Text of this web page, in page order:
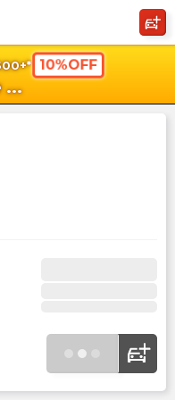
10%OFF
...
shopping_cart